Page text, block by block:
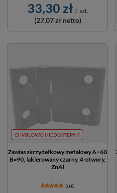
33,30 zł / szt.
(27,07 zł netto)
CHWILOWO NIEDOSTĘPNY
Zawias skrzydełkowy metalowy A=60
B=90, lakierowany czarny, 4-otwory,
ZnAl
5.00